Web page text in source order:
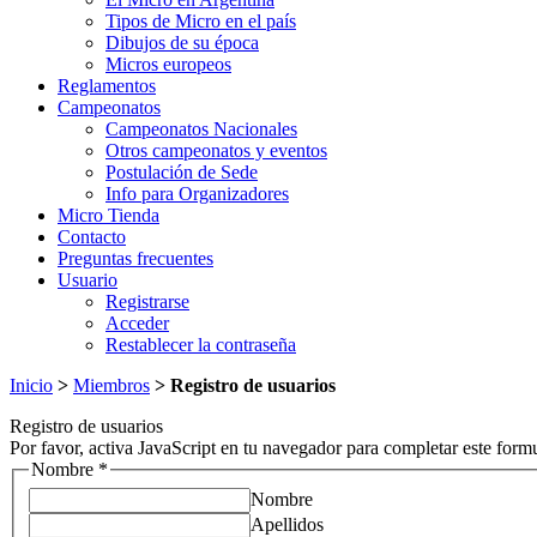
Tipos de Micro en el país
Dibujos de su época
Micros europeos
Reglamentos
Campeonatos
Campeonatos Nacionales
Otros campeonatos y eventos
Postulación de Sede
Info para Organizadores
Micro Tienda
Contacto
Preguntas frecuentes
Usuario
Registrarse
Acceder
Restablecer la contraseña
Inicio > Miembros > Registro de usuarios
Registro de usuarios
Por favor, activa JavaScript en tu navegador para completar este
Nombre *
Nombre
Apellidos